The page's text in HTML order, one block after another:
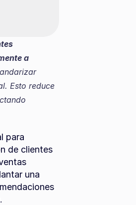
a
Esto reduce
para
de clientes
una